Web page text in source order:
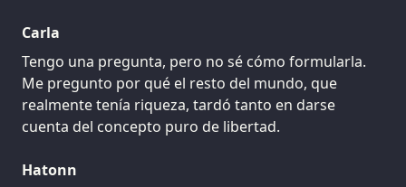
Carla
Tengo una pregunta, pero no sé cómo formularla.
Me pregunto por qué el resto del mundo, que
realmente tenía riqueza, tardó tanto en darse
cuenta del concepto puro de libertad.
Hatonn